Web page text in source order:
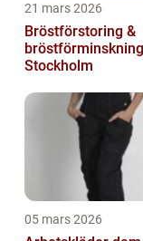
21 mars 2026
Bröstförstoring &
Stockholm
05 mars 2026